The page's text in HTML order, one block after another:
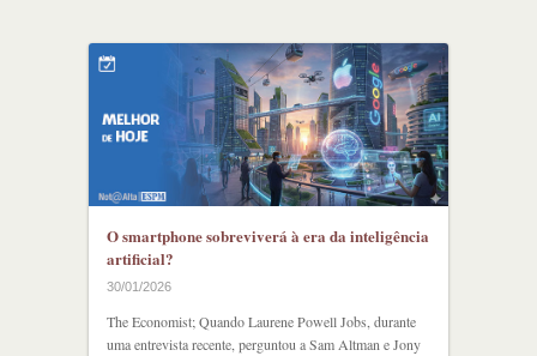
O smartphone sobreviverá à era da inteligência
artificial?
30/01/2026
The Economist; Quando Laurene Powell Jobs, durante
uma entrevista recente, perguntou a Sam Altman e Jony